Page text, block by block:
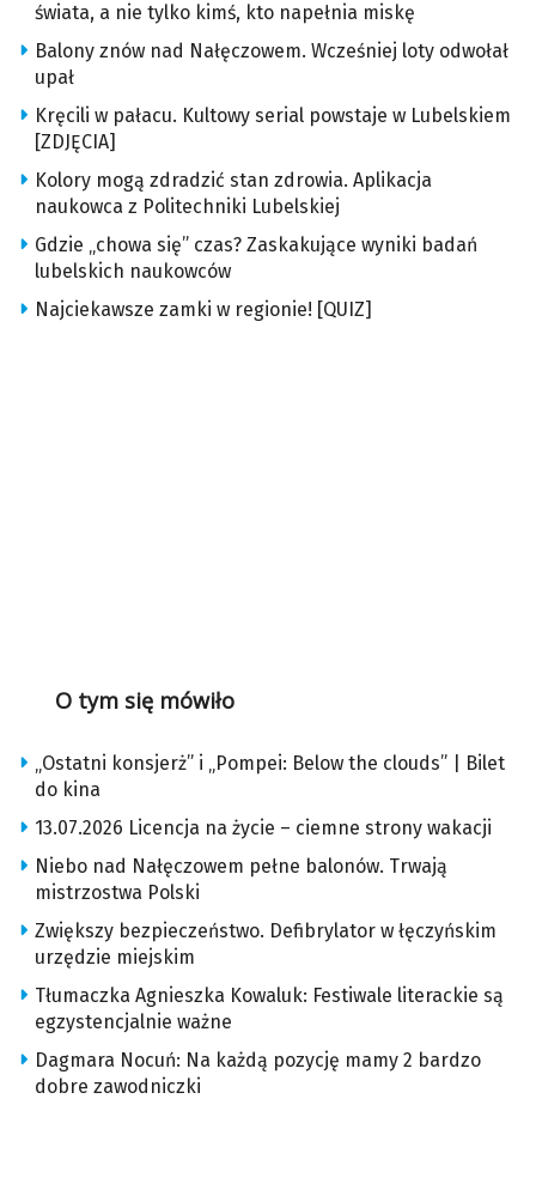
świata, a nie tylko kimś, kto napełnia miskę
Balony znów nad Nałęczowem. Wcześniej loty odwołał
upał
Kręcili w pałacu. Kultowy serial powstaje w Lubelskiem
[ZDJĘCIA]
Kolory mogą zdradzić stan zdrowia. Aplikacja
naukowca z Politechniki Lubelskiej
Gdzie „chowa się” czas? Zaskakujące wyniki badań
lubelskich naukowców
Najciekawsze zamki w regionie! [QUIZ]
O tym się mówiło
„Ostatni konsjerż” i „Pompei: Below the clouds” | Bilet
do kina
13.07.2026 Licencja na życie – ciemne strony wakacji
Niebo nad Nałęczowem pełne balonów. Trwają
mistrzostwa Polski
Zwiększy bezpieczeństwo. Defibrylator w łęczyńskim
urzędzie miejskim
Tłumaczka Agnieszka Kowaluk: Festiwale literackie są
egzystencjalnie ważne
Dagmara Nocuń: Na każdą pozycję mamy 2 bardzo
dobre zawodniczki